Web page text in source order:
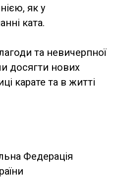
як у
ката.
та невичерпної
досягти нових
карате та в житті
Федерація